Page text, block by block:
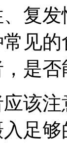
复
见
是
该
足